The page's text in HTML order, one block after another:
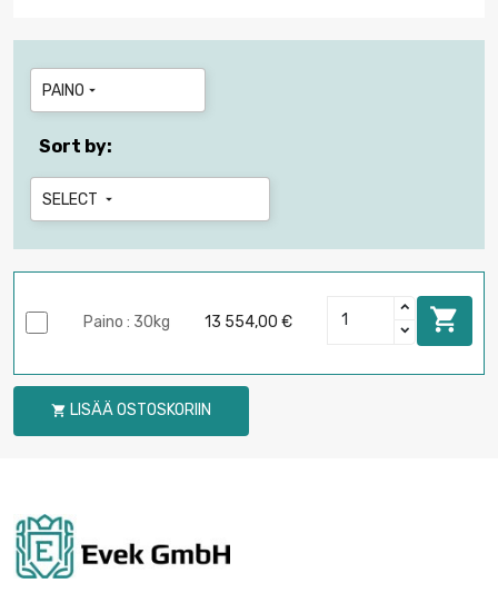
PAINO 
Sort by:
SELECT 
Paino : 30kg 13 554,00 € 
 LISÄÄ OSTOSKORIIN